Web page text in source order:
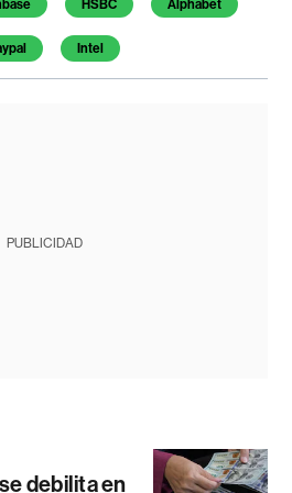
HSBC Alphabet
Intel
PUBLICIDAD
debilita en